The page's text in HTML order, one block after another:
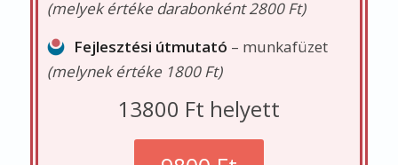
„Az ügyféltörődés 5 alappillére” könyv
+ 6 szakmai, támogató levél:
A könyvhöz jár egy 6 emailből álló szakmai